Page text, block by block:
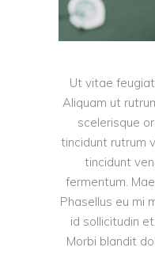
Ut vitae
Aliquam ut
scelerisque
tincidunt rutrum
tincidunt
fermentum.
Phasellus eu mi
id sollicitudin
Morbi blandit